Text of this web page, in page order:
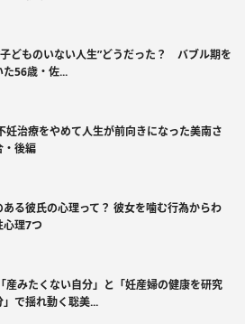
子どものいない人生”どうだった？ バブル期を
た56歳・佐...
妊治療をやめて人生が前向きになった美南さ
・後編
ある彼氏の心理って？ 彼女を噛む行為からわ
心理7つ
産みたくない自分」と「妊産婦の健康を研究
」で揺れ動く聡美...